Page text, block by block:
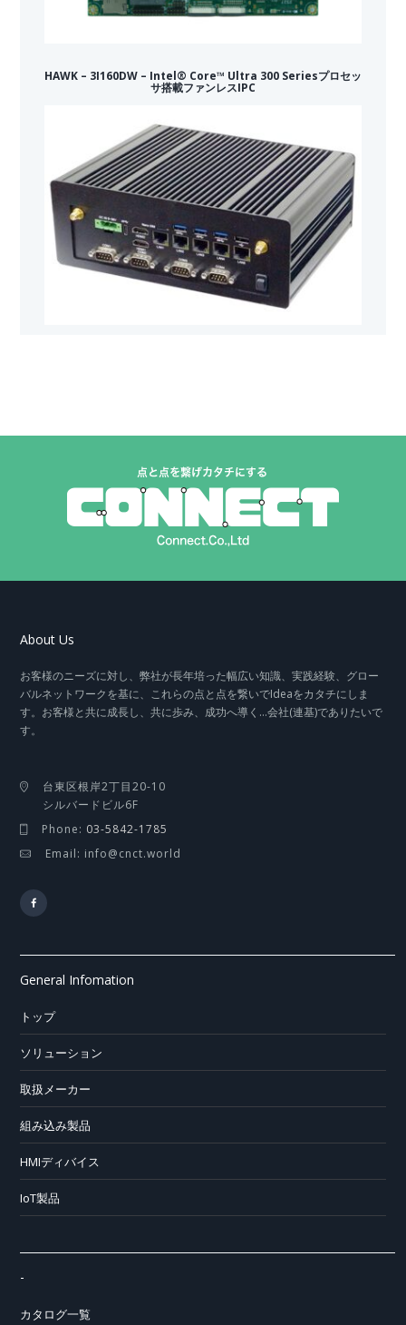
HAWK – 3I160DW – Intel® Core™ Ultra 300 Seriesプロセッ
サ搭載ファンレスIPC
About Us
お客様のニーズに対し、弊社が長年培った幅広い知識、実践経験、グロー
バルネットワークを基に、これらの点と点を繋いでIdeaをカタチにしま
す。お客様と共に成長し、共に歩み、成功へ導く…会社(連基)でありたいで
す。
台東区根岸2丁目20-10
シルバードビル6F
Phone: 03-5842-1785
Email: info@cnct.world
General Infomation
トップ
ソリューション
取扱メーカー
組み込み製品
HMIディバイス
IoT製品
-
カタログ一覧